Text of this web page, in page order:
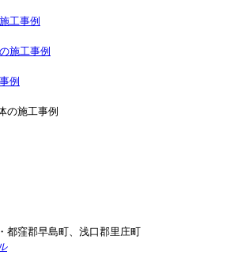
の施工事例
都窪郡早島町、浅口郡里庄町